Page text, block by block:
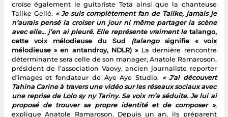
croise également le guitariste Teta ainsi que la chanteuse
Talike Gellé. « Je suis complètement fan de Talike, jamais je
n’aurais pensé la croiser un jour ni même partager la scène
avec elle… j’en ai pleuré. Elle représente vraiment letalango,
cette voix mélodieuse du Sud (talangosignifie « voix
mélodieuse » en antandroy, NDLR) »La dernière rencontre
déterminante sera celle de son manager, Anatole Ramaroson,
président de l’association Vaovy, ancien journaliste reporter
d’images et fondateur de Aye Aye Studio. « J’ai découvert
Tahina Carine à travers une vidéo sur les réseaux sociaux avec
une reprise de Lolo sy ny Tariny. Sa voix m’a séduite. Je lui ai
proposé de trouver sa propre identité et de composer »,
explique Anatole Ramaroson. Depuis un an, ils préparent